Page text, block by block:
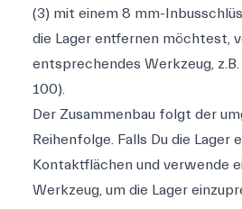
(3) mit einem 8 mm-
die Lager entfernen möchtest,
entsprechendes Werkzeug, z.B.
100).
Der Zusammenbau folgt der
Reihenfolge. Falls Du die Lager
Kontaktflächen und verwende
Werkzeug, um die Lager